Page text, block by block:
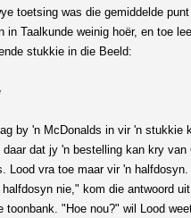
toetsing was die gemiddelde
in Taalkunde weinig hoër, en toe
stukkie in die Beeld:
by 'n McDonalds in vir 'n stukkie
dat jy 'n bestelling kan kry van
Lood vra toe maar vir 'n halfdosyn.
nie," kom die antwoord
toonbank. "Hoe nou?" wil Lood